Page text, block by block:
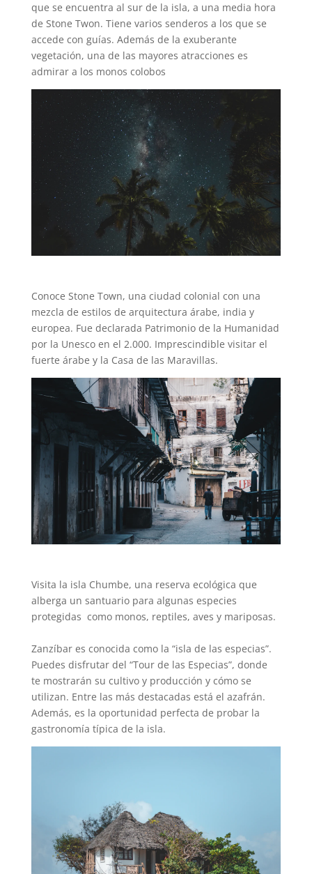
que se encuentra al sur de la isla, a una media hora
de Stone Twon. Tiene varios senderos a los que se
accede con guías. Además de la exuberante
vegetación, una de las mayores atracciones es
admirar a los monos colobos
Conoce Stone Town, una ciudad colonial con una
mezcla de estilos de arquitectura árabe, india y
europea. Fue declarada Patrimonio de la Humanidad
por la Unesco en el 2.000. Imprescindible visitar el
fuerte árabe y la Casa de las Maravillas.
Visita la isla Chumbe, una reserva ecológica que
alberga un santuario para algunas especies
protegidas como monos, reptiles, aves y mariposas.
Zanzíbar es conocida como la “isla de las especias”.
Puedes disfrutar del “Tour de las Especias”, donde
te mostrarán su cultivo y producción y cómo se
utilizan. Entre las más destacadas está el azafrán.
Además, es la oportunidad perfecta de probar la
gastronomía típica de la isla.